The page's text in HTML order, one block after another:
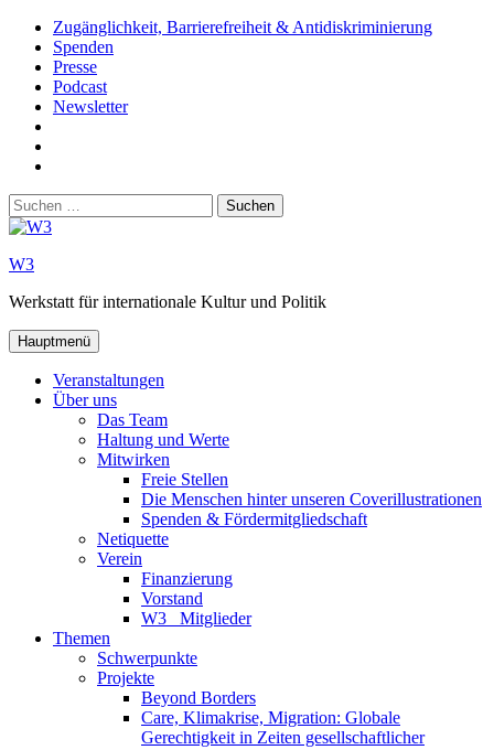
Zum
Inhalt
springen
Zugänglichkeit, Barrierefreiheit & Antidiskriminierung
Spenden
Presse
Podcast
Newsletter
Youtube
Suchen
nach:
W3
Werkstatt für internationale Kultur und Politik
Hauptmenü
Veranstaltungen
Über uns
Das Team
Haltung und Werte
Mitwirken
Freie Stellen
Die Menschen hinter unseren Coverillustrationen
Spenden & Fördermitgliedschaft
Netiquette
Verein
Finanzierung
Vorstand
W3_ Mitglieder
Themen
Schwerpunkte
Projekte
Beyond Borders
Care, Klimakrise, Migration: Globale
Gerechtigkeit in Zeiten gesellschaftlicher